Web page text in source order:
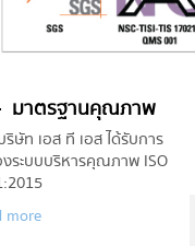
มาตรฐานคุณภาพ
ษัท เอส ที เอส ได้รับการ
ระบบบริหารคุณภาพ ISO
more